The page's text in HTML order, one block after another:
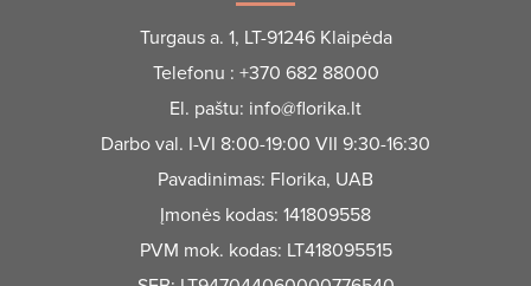
Turgaus a. 1, LT-91246 Klaipėda
Telefonu : +370 682 88000
El. paštu: info@florika.lt
Darbo val. I-VI 8:00-19:00 VII 9:30-16:30
Pavadinimas: Florika, UAB
Įmonės kodas: 141809558
PVM mok. kodas: LT418095515